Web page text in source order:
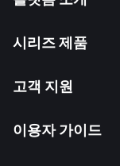
시리즈 제품
고객 지원
이용자 가이드